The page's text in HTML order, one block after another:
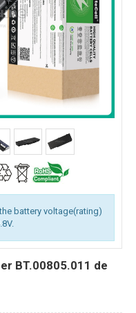
battery voltage(rating)
BT.00805.011 de